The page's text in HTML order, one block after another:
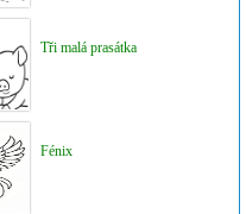
Tři malá prasátka
Fénix